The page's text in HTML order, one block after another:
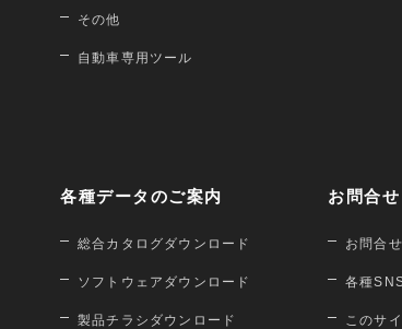
その他
自動車専用ツール
各種データのご案内
総合カタログダウンロード
ソフトウェアダウンロード
製品チラシダウンロード
お問合せ
お問合せ
各種
このサ